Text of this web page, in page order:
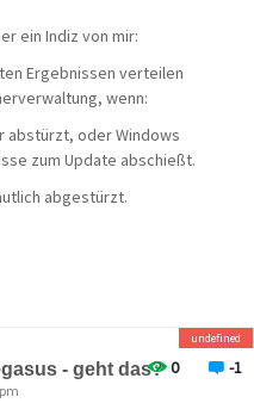
ein Indiz von mir:
Ergebnissen verteilen
wenn:
abstürzt, oder Windows
zum Update abschießt.
abgestürzt.
0 -1
undefined
- geht das?